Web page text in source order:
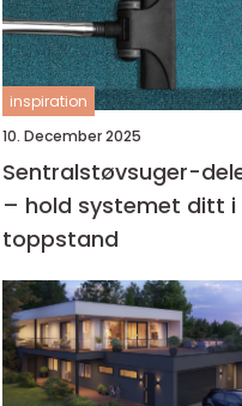
inspiration
10. December 2025
Sentralstøvsuger-
– hold systemet ditt i
toppstand